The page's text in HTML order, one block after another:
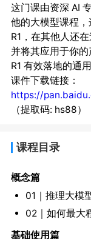
这门课由资深 AI
他的大模型课程
R1，在其他人还
并将其应用于你
R1 有效落地的通
课件下载链接：
https://
（提取码: hs88）
课程目录
概念篇
01｜推理大模
02｜如何最大
基础使用篇